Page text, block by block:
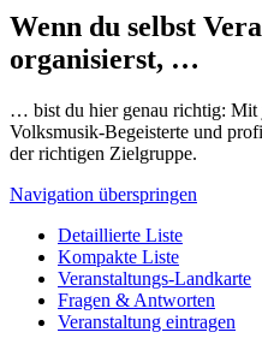
Wenn du selbst
organisierst, …
… bist du hier genau richtig: Mit
Volksmusik-Begeisterte und
der richtigen Zielgruppe.
Navigation überspringen
Detaillierte Liste
Kompakte Liste
Veranstaltungs-Landkarte
Fragen & Antworten
Veranstaltung eintragen